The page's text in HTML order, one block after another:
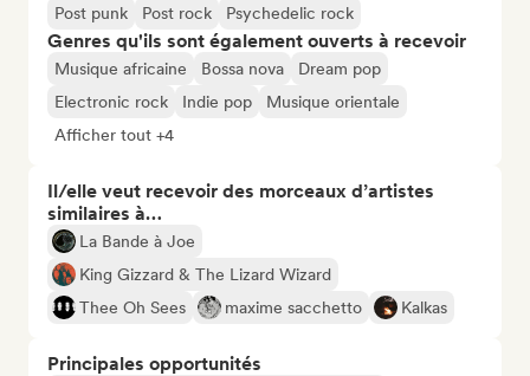
Post punk
Post rock Psychedelic rock
Genres qu'ils sont également ouverts à recevoir
Musique africaine Bossa nova
Dream pop
Electronic rock
Indie pop
Musique orientale
Afficher tout +4
Il/elle veut recevoir des morceaux d’artistes
similaires à…
La Bande à Joe
King Gizzard & The Lizard Wizard
Thee Oh Sees
maxime sacchetto Kalkas
Principales opportunités